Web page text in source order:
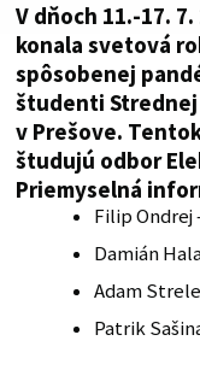
V dňoch 11.-17.
konala svetová
spôsobenej
študenti
v Prešove.
študujú odbor
Priemyselná
Filip
Damián
Adam
Patrik